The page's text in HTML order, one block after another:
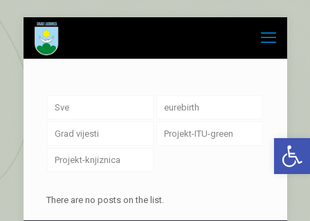
Sve eurebirth
Grad vijesti Projekt-ITU-green
Projekt-knjiznica
There are no posts on the list.